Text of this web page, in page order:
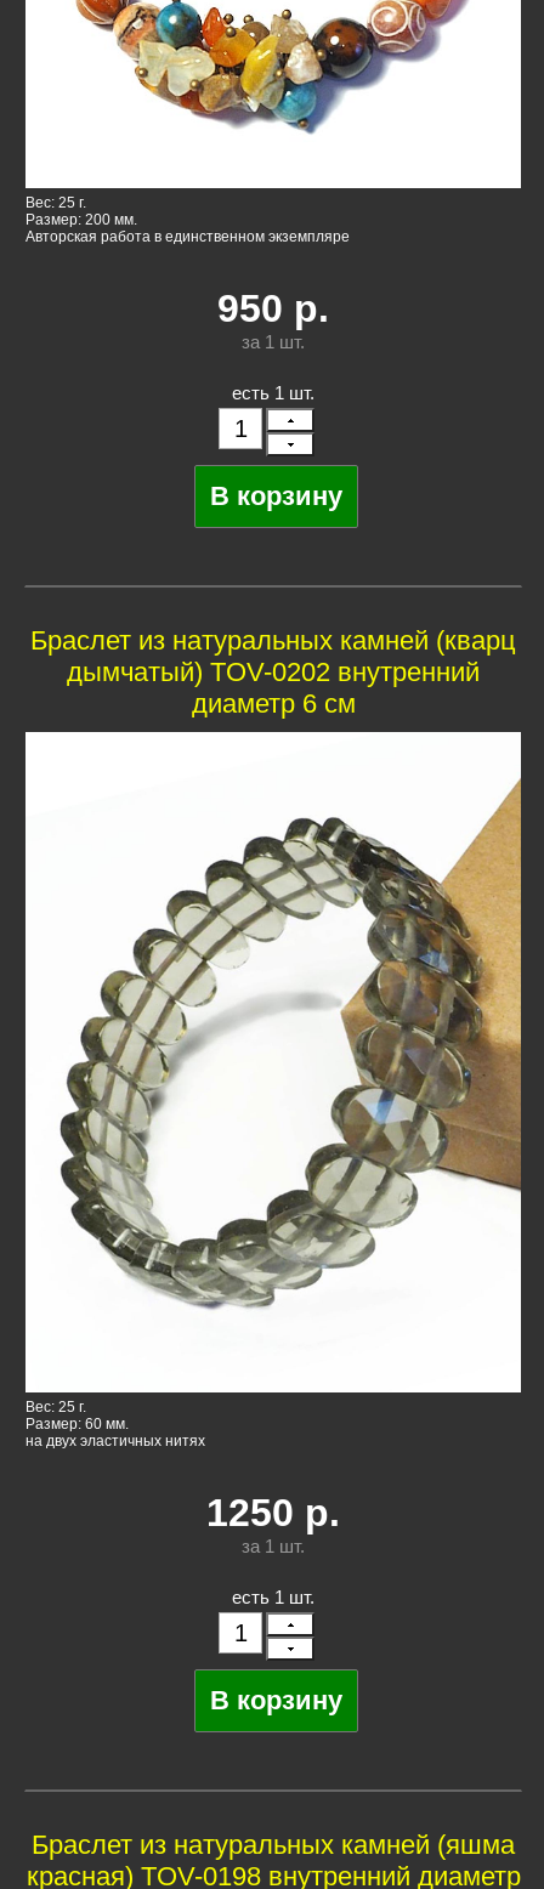
Вес: 25 г.
Размер: 200 мм.
Авторская работа в единственном экземпляре
950 р.
за 1 шт.
есть 1 шт.
Браслет из натуральных камней (кварц
дымчатый) TOV-0202 внутренний
диаметр 6 см
Вес: 25 г.
Размер: 60 мм.
на двух эластичных нитях
1250 р.
за 1 шт.
есть 1 шт.
Браслет из натуральных камней (яшма
красная) TOV-0198 внутренний диаметр